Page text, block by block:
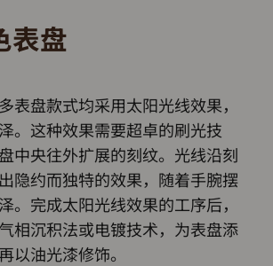
表盘
表盘款式均采用太阳光线效果，
。这种效果需要超卓的刷光技
中央往外扩展的刻纹。光线沿刻
隐约而独特的效果，随着手腕摆
。完成太阳光线效果的工序后，
相沉积法或电镀技术，为表盘添
以油光漆修饰。